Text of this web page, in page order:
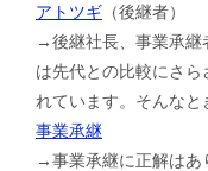
アトツギ （後継者）
→後継社長、事業承継
は先代との比較にさ
れています。そんなと
事業承継
→事業承継に正解はあ